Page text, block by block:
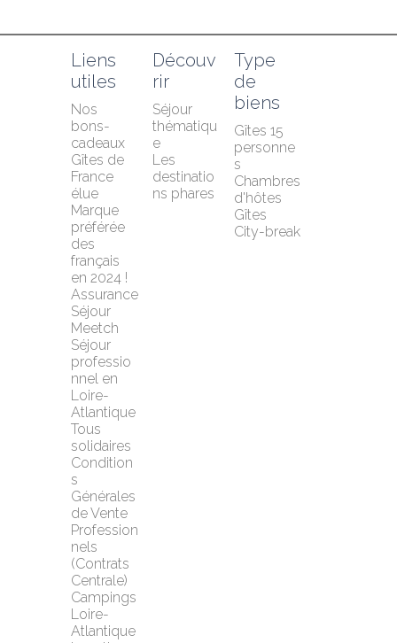
Liens
utiles
Nos
bons-
cadeaux
Gîtes de
France
élue
Marque
préférée
des
français
en 2024 !
Assurance
Séjour
Meetch
Séjour
professio
nnel en
Loire-
Atlantique
Tous
solidaires
Condition
s
Générales
de Vente
Profession
nels
(Contrats
Centrale)
Campings
Loire-
Atlantique
Découv
rir
Séjour
thématiqu
e
Les
destinatio
ns phares
Type
de
biens
Gîtes 15
personne
s
Chambres
d'hôtes
Gîtes
City-break